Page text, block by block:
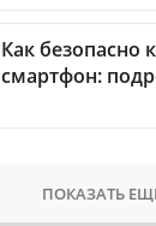
Как безопасно
смартфон:
ПОКАЗАТЬ